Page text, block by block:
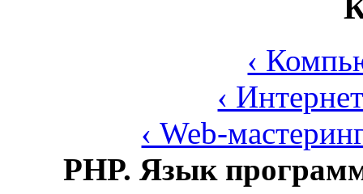
‹
‹
‹ Web-
PHP. Язык